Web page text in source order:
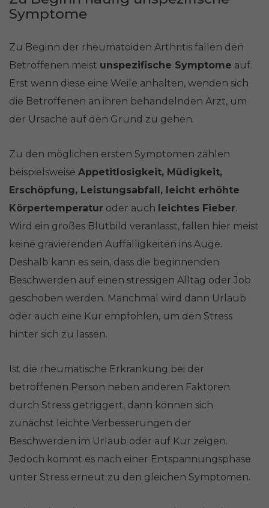
Symptome
Zu Beginn der rheumatoiden Arthritis fallen den
Betroffenen meist unspezifische Symptome auf.
Erst wenn diese eine Weile anhalten, wenden sich
die Betroffenen an ihren behandelnden Arzt, um
der Ursache auf den Grund zu gehen.
Zu den möglichen ersten Symptomen zählen
beispielsweise Appetitlosigkeit, Müdigkeit,
Erschöpfung, Leistungsabfall, leicht erhöhte
Körpertemperatur oder auch leichtes Fieber.
Wird ein großes Blutbild veranlasst, fallen hier meist
keine gravierenden Auffälligkeiten ins Auge.
Deshalb kann es sein, dass die beginnenden
Beschwerden auf einen stressigen Alltag oder Job
geschoben werden. Manchmal wird dann Urlaub
oder auch eine Kur empfohlen, um den Stress
hinter sich zu lassen.
Ist die rheumatische Erkrankung bei der
betroffenen Person neben anderen Faktoren
durch Stress getriggert, dann können sich
zunächst leichte Verbesserungen der
Beschwerden im Urlaub oder auf Kur zeigen.
Jedoch kommt es nach einer Entspannungsphase
unter Stress erneut zu den gleichen Symptomen.